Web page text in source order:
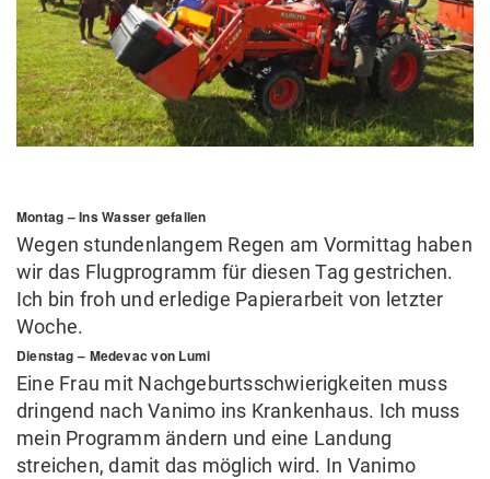
Montag – Ins Wasser gefallen
Wegen stundenlangem Regen am Vormittag haben
wir das Flugprogramm für diesen Tag gestrichen.
Ich bin froh und erledige Papierarbeit von letzter
Woche.
Dienstag – Medevac von Lumi
Eine Frau mit Nachgeburtsschwierigkeiten muss
dringend nach Vanimo ins Krankenhaus. Ich muss
mein Programm ändern und eine Landung
streichen, damit das möglich wird. In Vanimo